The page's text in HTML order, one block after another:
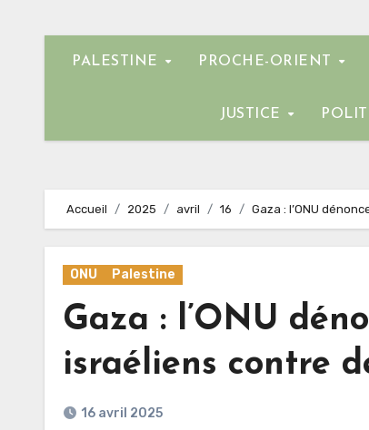
PALESTINE PROCHE-ORIENT
JUSTICE
Accueil 2025 avril 16 Gaza : l’ONU
ONU Palestine
Gaza : l’ONU
israéliens contre
16 avril 2025